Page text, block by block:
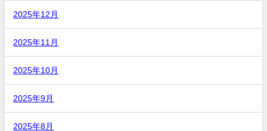
2025年12月
2025年11月
2025年10月
2025年9月
2025年8月